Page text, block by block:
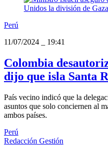
Perú
11/07/2024
19:41
Colombia
dijo que isla Santa
País vecino indicó que la
asuntos que solo conciernen al
ambos países.
Perú
Redacción Gestión